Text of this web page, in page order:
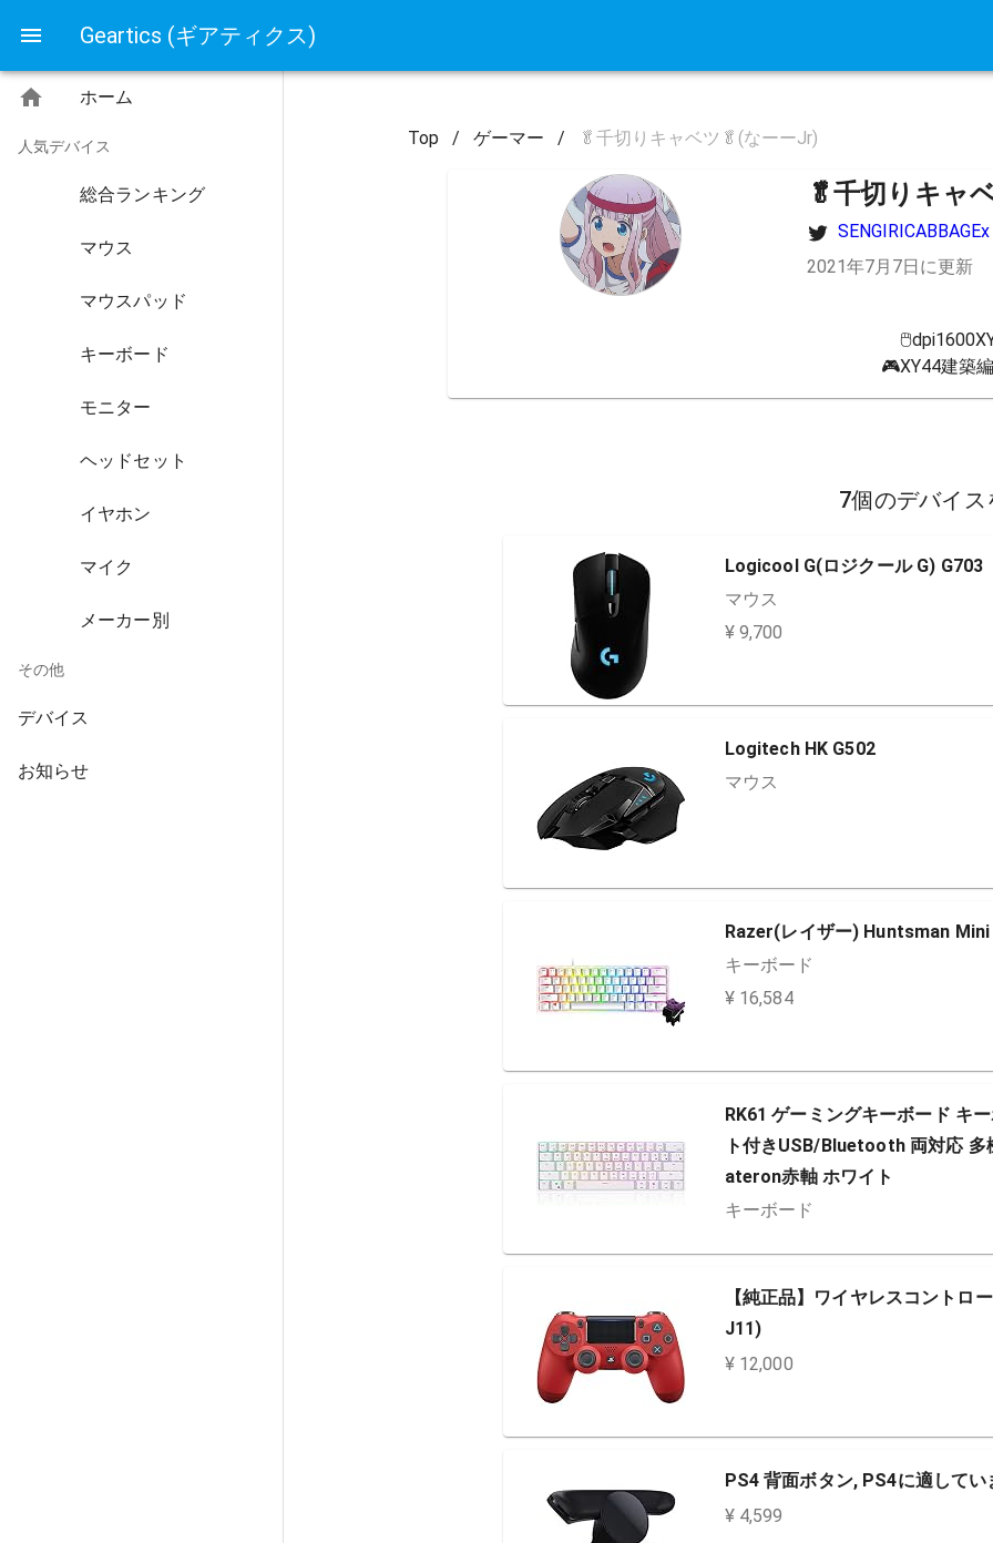
Geartics (ギアティクス)
ホーム
人気デバイス
総合ランキング
マウス
マウスパッド
キーボード
モニター
ヘッドセット
イヤホン
マイク
メーカー別
その他
デバイス
お知らせ
Top / ゲーマー / 🥬千切りキャベツ🥬(なーーJr)
🥬千切りキャ
SENGIRICABBAGEx
2021年7月7日に更新
🎮XY44建築
7個のデバイ
Logicool G(ロジクール G) G703
マウス
¥ 9,700
Logitech HK G502
マウス
Razer(レイザー) Huntsman Mini
キーボード
¥ 16,584
RK61 ゲーミングキーボード キ
ト付きUSB/Bluetooth 両対応
ateron赤軸 ホワイト
キーボード
【純正品】ワイヤレスコントロ
J11)
¥ 12,000
PS4 背面ボタン, PS4に適して
¥ 4,599